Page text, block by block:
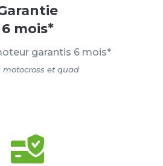
6 mois*
garantis 6 mois*
motocross et quad